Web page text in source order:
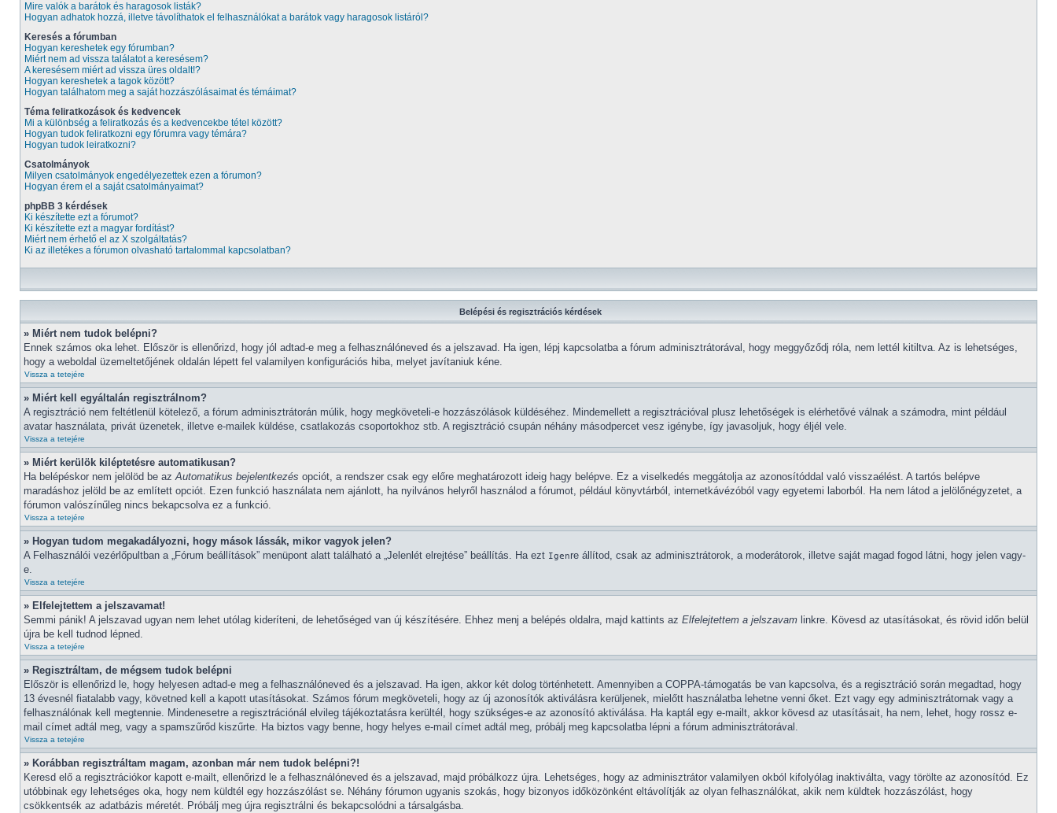
Mire valók a barátok és haragosok listák?
Hogyan adhatok hozzá, illetve távolíthatok el felhasználókat a barátok vagy haragosok listáról?
Keresés a fórumban
Hogyan kereshetek egy fórumban?
Miért nem ad vissza találatot a keresésem?
A keresésem miért ad vissza üres oldalt!?
Hogyan kereshetek a tagok között?
Hogyan találhatom meg a saját hozzászólásaimat és témáimat?
Téma feliratkozások és kedvencek
Mi a különbség a feliratkozás és a kedvencekbe tétel között?
Hogyan tudok feliratkozni egy fórumra vagy témára?
Hogyan tudok leiratkozni?
Csatolmányok
Milyen csatolmányok engedélyezettek ezen a fórumon?
Hogyan érem el a saját csatolmányaimat?
phpBB 3 kérdések
Ki készítette ezt a fórumot?
Ki készítette ezt a magyar fordítást?
Miért nem érhető el az X szolgáltatás?
Ki az illetékes a fórumon olvasható tartalommal kapcsolatban?
Belépési és regisztrációs kérdések
» Miért nem tudok belépni?
Ennek számos oka lehet. Először is ellenőrizd, hogy jól adtad-e meg a felhasználóneved és a jelszavad. Ha igen, lépj kapcsolatba a fórum adminisztrátorával, hogy meggyőződj róla, nem lettél kitiltva. Az is lehetséges,
hogy a weboldal üzemeltetőjének oldalán lépett fel valamilyen konfigurációs hiba, melyet javítaniuk kéne.
Vissza a tetejére
» Miért kell egyáltalán regisztrálnom?
A regisztráció nem feltétlenül kötelező, a fórum adminisztrátorán múlik, hogy megköveteli-e hozzászólások küldéséhez. Mindemellett a regisztrációval plusz lehetőségek is elérhetővé válnak a számodra, mint például
avatar használata, privát üzenetek, illetve e-mailek küldése, csatlakozás csoportokhoz stb. A regisztráció csupán néhány másodpercet vesz igénybe, így javasoljuk, hogy éljél vele.
Vissza a tetejére
» Miért kerülök kiléptetésre automatikusan?
Ha belépéskor nem jelölöd be azAutomatikus bejelentkezés opciót, a rendszer csak egy előre meghatározott ideig hagy belépve. Ez a viselkedés meggátolja az azonosítóddal való visszaélést. A tartós belépve
maradáshoz jelöld be az említett opciót. Ezen funkció használata nem ajánlott, ha nyilvános helyről használod a fórumot, például könyvtárból, internetkávézóból vagy egyetemi laborból. Ha nem látod a jelölőnégyzetet, a
fórumon valószínűleg nincs bekapcsolva ez a funkció.
Vissza a tetejére
» Hogyan tudom megakadályozni, hogy mások lássák, mikor vagyok jelen?
A Felhasználói vezérlőpultban a „Fórum beállítások” menüpont alatt található a „Jelenlét elrejtése” beállítás. Ha ezt Igenre állítod, csak az adminisztrátorok, a moderátorok, illetve saját magad fogod látni, hogy jelen vagy-
e.
Vissza a tetejére
» Elfelejtettem a jelszavamat!
Semmi pánik! A jelszavad ugyan nem lehet utólag kideríteni, de lehetőséged van új készítésére. Ehhez menj a belépés oldalra, majd kattints az Elfelejtettem a jelszavam linkre. Kövesd az utasításokat, és rövid időn belül
újra be kell tudnod lépned.
Vissza a tetejére
» Regisztráltam, de mégsem tudok belépni
Először is ellenőrizd le, hogy helyesen adtad-e meg a felhasználóneved és a jelszavad. Ha igen, akkor két dolog történhetett. Amennyiben a COPPA-támogatás be van kapcsolva, és a regisztráció során megadtad, hogy
13 évesnél fiatalabb vagy, követned kell a kapott utasításokat. Számos fórum megköveteli, hogy az új azonosítók aktiválásra kerüljenek, mielőtt használatba lehetne venni őket. Ezt vagy egy adminisztrátornak vagy a
felhasználónak kell megtennie. Mindenesetre a regisztrációnál elvileg tájékoztatásra kerültél, hogy szükséges-e az azonosító aktiválása. Ha kaptál egy e-mailt, akkor kövesd az utasításait, ha nem, lehet, hogy rossz e-
mail címet adtál meg, vagy a spamszűrőd kiszűrte. Ha biztos vagy benne, hogy helyes e-mail címet adtál meg, próbálj meg kapcsolatba lépni a fórum adminisztrátorával.
Vissza a tetejére
» Korábban regisztráltam magam, azonban már nem tudok belépni?!
Keresd elő a regisztrációkor kapott e-mailt, ellenőrizd le a felhasználóneved és a jelszavad, majd próbálkozz újra. Lehetséges, hogy az adminisztrátor valamilyen okból kifolyólag inaktiválta, vagy törölte az azonosítód. Ez
utóbbinak egy lehetséges oka, hogy nem küldtél egy hozzászólást se. Néhány fórumon ugyanis szokás, hogy bizonyos időközönként eltávolítják az olyan felhasználókat, akik nem küldtek hozzászólást, hogy
csökkentsék az adatbázis méretét. Próbálj meg újra regisztrálni és bekapcsolódni a társalgásba.